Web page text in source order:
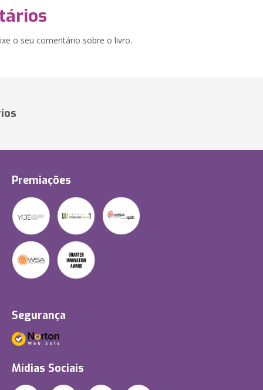
o seu comentário sobre o livro.
Premiações
Segurança
Mídias Sociais